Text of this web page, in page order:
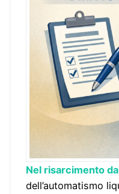
Nel risarcimento
dell’automatismo